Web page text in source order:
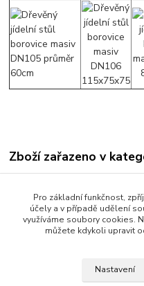
Zboží zařazeno v
Jídelní stoly obdelníkové
Pro základní funkčnost,
účely a v případě udělení
využíváme soubory cookies.
můžete kdykoli upravit
Nastavení